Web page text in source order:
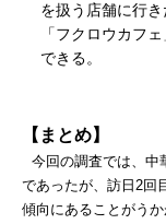
を扱う店舗に行
「フクロウカフ
できる。
【まとめ】
今回の調査では、中
であったが、訪日2回
傾向にあることがう